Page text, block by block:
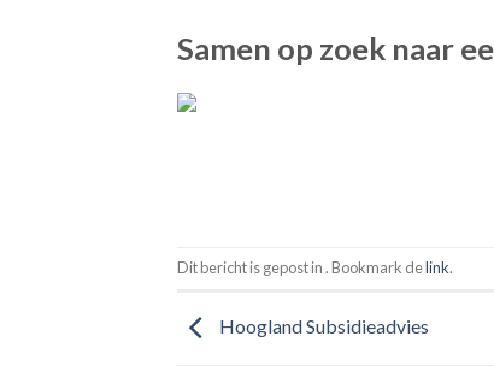
Samen op zoek naar
Dit bericht is gepost in . Bookmark delink.
Hoogland Subsidieadvies